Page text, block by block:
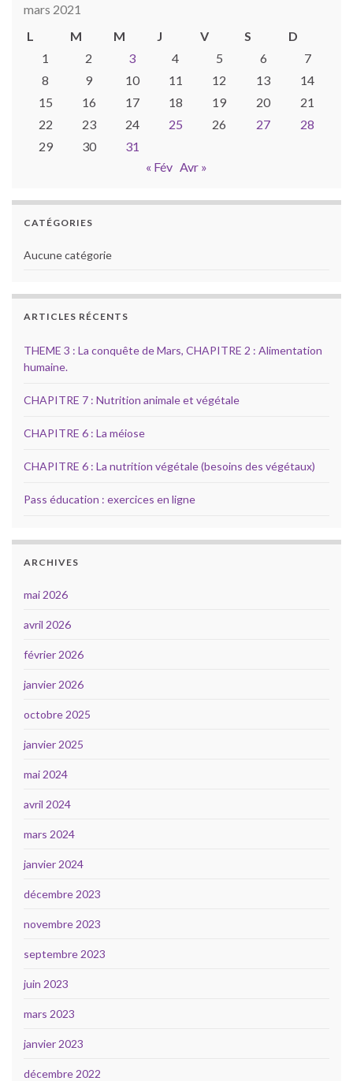
mars 2021
L
M M J V S
D
1
2 3 4 5 6
7
8
9 10 11 12 13
14
15
16 17 18 19 20
21
22
23 24 25 26 27
28
29
30
31
« Fév Avr »
CATÉGORIES
Aucune catégorie
ARTICLES RÉCENTS
THEME 3 : La conquête de Mars, CHAPITRE 2 : Alimentation
humaine.
CHAPITRE 7 : Nutrition animale et végétale
CHAPITRE 6 : La méiose
CHAPITRE 6 : La nutrition végétale (besoins des végétaux)
Pass éducation : exercices en ligne
ARCHIVES
mai 2026
avril 2026
février 2026
janvier 2026
octobre 2025
janvier 2025
mai 2024
avril 2024
mars 2024
janvier 2024
décembre 2023
novembre 2023
septembre 2023
juin 2023
mars 2023
janvier 2023
décembre 2022